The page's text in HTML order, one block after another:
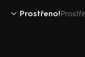
Prostřeno!